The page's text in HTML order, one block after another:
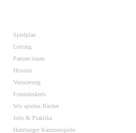
Spielplan
Leitung
Partner:innen
Historie
Vermietung
Freundeskreis
Wir spielen Bücher
Jobs & Praktika
Hamburger Kammerspiele